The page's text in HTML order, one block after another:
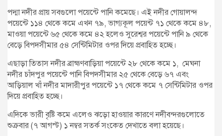
পদ্মা নদীর প্রায় সবগুলো পয়েন্টে পানি কমেছে। এই নদীর গোয়ালন্দ
পয়েন্টে ১১৪ থেকে কমে এখন ৭৯, ভাগ্যকূল পয়েন্ট ৭১ থেকে কমে ৪৮,
মাওয়া পয়েন্টে ৬৫ থেকে কমে ৪২ হলেও সুরেশ্বর পয়েন্টে পানি ৯ থেকে
বেড়ে বিপদসীমার ৫৪ সেন্টিমিটার ওপর দিয়ে প্রবাহিত হচ্ছে।
এছাড়া তিতাস নদীর ব্রাহ্মণবাড়িয়া পয়েন্টে ২৮ থেকে কমে ১, মেঘনা
নদীর চাঁদপুর পয়েন্টে পানি বিপদসীমার ২৫ থেকে বেড়ে ৬৭ এবং
আড়িয়াল খাঁ নদীর মাদারীপুর পয়েন্টে ১৭ থেকে কমে ৭ সেন্টিমিটার ওপর
দিয়ে প্রবাহিত হচ্ছে।
এদিকে ভারী বৃষ্টি কমে এলেও ঝড়ো হাওয়ার কারণে নদীবন্দরগুলোতে
শুক্রবার (৭ আগস্ট) ১ নম্বর সতর্ক সংকেত দেখাতে বলা হয়েছে।